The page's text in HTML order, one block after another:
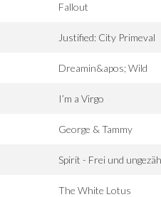
Fallout
Justified: City Primeval
Dreamin&apos; Wild
I’m a Virgo
George & Tammy
Spirit - Frei und
The White Lotus